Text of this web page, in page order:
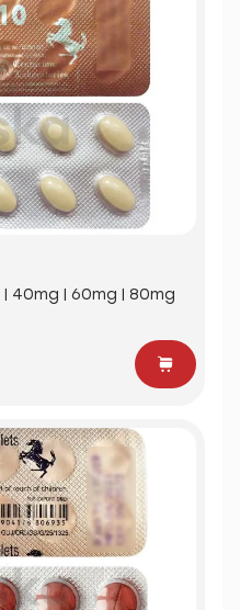
| 40mg | 60mg | 80mg